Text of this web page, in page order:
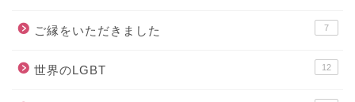
ご縁をいただきました 7
世界のLGBT 12